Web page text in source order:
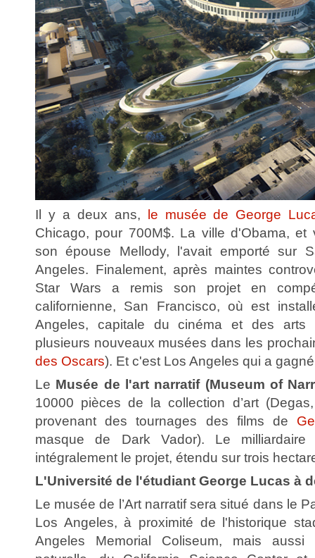
Il y a deux ans, le musée de George
Chicago, pour 700M$. La ville d'Obama, et
son épouse Mellody, l'avait emporté sur
Angeles. Finalement, après maintes
Star Wars a remis son projet en
californienne, San Francisco, où est
Angeles, capitale du cinéma et des arts
plusieurs nouveaux musées dans les
des Oscars). Et c'est Los Angeles qui a
Le Musée de l'art narratif (Museum of
10000 pièces de la collection d’art
provenant des tournages des films de
masque de Dark Vador). Le milliardaire
intégralement le projet, étendu sur trois
L'Université de l'étudiant George Lucas à
Le musée de l’Art narratif sera situé dans le
Los Angeles, à proximité de l'historique
Angeles Memorial Coliseum, mais